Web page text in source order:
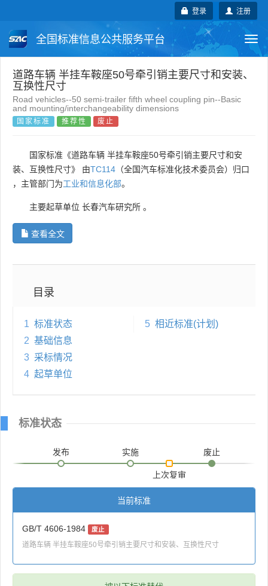
注册
登录
全国标准信息公共服务平台
国家标准 行业标准 地方标准
团体标准 企业标准 国际标准
道路车辆 半挂车鞍座50号牵引销主要尺寸和安装、
互换性尺寸
Road vehicles--50 semi-trailer fifth wheel coupling pin--Basic
and mounting/interchangeability dimensions
国家标准 推荐性 废止
国家标准《道路车辆 半挂车鞍座50号牵引销主要尺寸和安
装、互换性尺寸》 由TC114 （全国汽车标准化技术委员会）归口
，主管部门为工业和信息化部。
主要起草单位 长春汽车研究所 。
查看全文
目录
1 标准状态
2 基础信息
3 采标情况
4 起草单位
5 相近标准(计划)
标准状态
发布 实施
上次复审
废止
当前标准
GB/T 4606-1984 废止
道路车辆 半挂车鞍座50号牵引销主要尺寸和安装、互换性尺寸